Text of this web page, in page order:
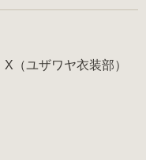
X（ユザワヤ衣装部）